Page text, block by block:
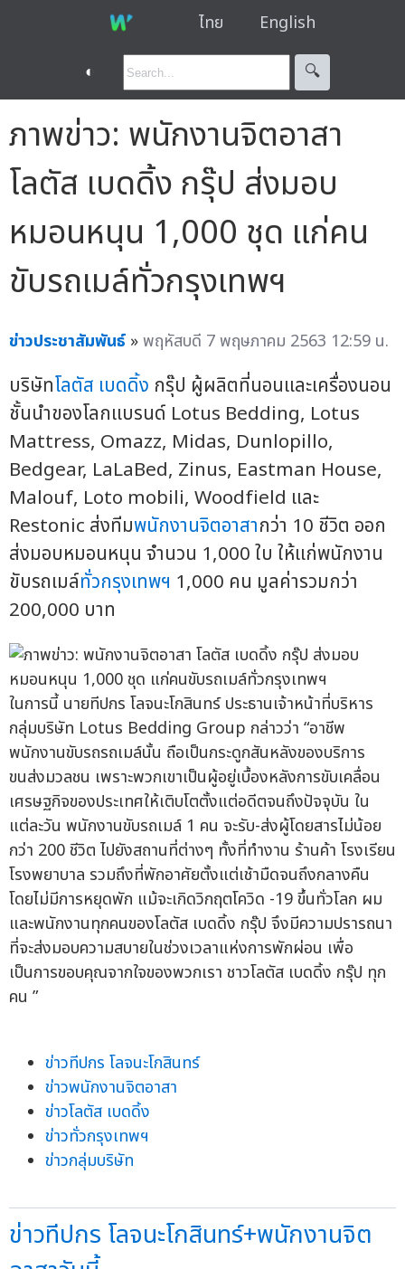
ไทย English
◐ 🔍︎
ภาพข่าว: พนักงานจิตอาสา
โลตัส เบดดิ้ง กรุ๊ป ส่งมอบ
หมอนหนุน 1,000 ชุด แก่คน
ขับรถเมล์ทั่วกรุงเทพฯ
ข่าวประชาสัมพันธ์ »พฤหัสบดี 7 พฤษภาคม 2563 12:59 น.
บริษัทโลตัส เบดดิ้ง กรุ๊ป ผู้ผลิตที่นอนและเครื่องนอน
ชั้นนำของโลกแบรนด์ Lotus Bedding, Lotus
Mattress, Omazz, Midas, Dunlopillo,
Bedgear, LaLaBed, Zinus, Eastman House,
Malouf, Loto mobili, Woodfield และ
Restonic ส่งทีมพนักงานจิตอาสากว่า 10 ชีวิต ออก
ส่งมอบหมอนหนุน จำนวน 1,000 ใบ ให้แก่พนักงาน
ขับรถเมล์ทั่วกรุงเทพฯ 1,000 คน มูลค่ารวมกว่า
200,000 บาท
ในการนี้ นายทีปกร โลจนะโกสินทร์ ประธานเจ้าหน้าที่บริหาร
กลุ่มบริษัท Lotus Bedding Group กล่าวว่า “อาชีพ
พนักงานขับรถรถเมล์นั้น ถือเป็นกระดูกสันหลังของบริการ
ขนส่งมวลชน เพราะพวกเขาเป็นผู้อยู่เบื้องหลังการขับเคลื่อน
เศรษฐกิจของประเทศให้เติบโตตั้งแต่อดีตจนถึงปัจจุบัน ใน
แต่ละวัน พนักงานขับรถเมล์ 1 คน จะรับ-ส่งผู้โดยสารไม่น้อย
กว่า 200 ชีวิต ไปยังสถานที่ต่างๆ ทั้งที่ทำงาน ร้านค้า โรงเรียน
โรงพยาบาล รวมถึงที่พักอาศัยตั้งแต่เช้ามืดจนถึงกลางคืน
โดยไม่มีการหยุดพัก แม้จะเกิดวิกฤตโควิด -19 ขึ้นทั่วโลก ผม
และพนักงานทุกคนของโลตัส เบดดิ้ง กรุ๊ป จึงมีความปรารถนา
ที่จะส่งมอบความสบายในช่วงเวลาแห่งการพักผ่อน เพื่อ
เป็นการขอบคุณจากใจของพวกเรา ชาวโลตัส เบดดิ้ง กรุ๊ป ทุก
คน ”
ข่าวทีปกร โลจนะโกสินทร์
ข่าวพนักงานจิตอาสา
ข่าวโลตัส เบดดิ้ง
ข่าวทั่วกรุงเทพฯ
ข่าวกลุ่มบริษัท
ข่าวทีปกร โลจนะโกสินทร์+พนักงานจิต